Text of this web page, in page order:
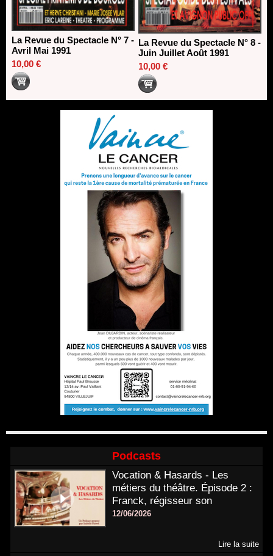
La Revue du Spectacle N° 7 -
Avril Mai 1991
10,00 €
La Revue du Spectacle N° 8 -
Juin Juillet Août 1991
10,00 €
Podcasts
Vocation & Hasards - Les
métiers du théâtre. Épisode 2 :
Franck, régisseur son
12/06/2026
Lire la suite